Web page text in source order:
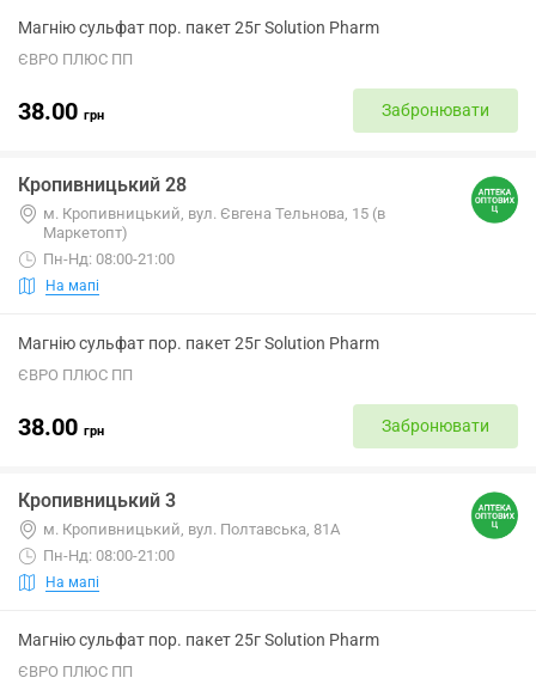
Магнію сульфат пор. пакет 25г Solution Pharm
ЄВРО ПЛЮС ПП
38.00 грн Забронювати
Кропивницький 28
м. Кропивницький, вул. Євгена Тельнова, 15 (в
Маркетопт)
Пн-Нд: 08:00-21:00
На мапі
Магнію сульфат пор. пакет 25г Solution Pharm
ЄВРО ПЛЮС ПП
38.00 грн Забронювати
Кропивницький 3
м. Кропивницький, вул. Полтавська, 81А
Пн-Нд: 08:00-21:00
На мапі
Магнію сульфат пор. пакет 25г Solution Pharm
ЄВРО ПЛЮС ПП